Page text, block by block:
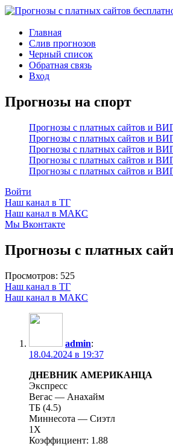
Перейти
содержимому
Прогнозы с платных сайтов бесплатно
Слив прогнозов с платных VIP каналов
Главная
Слив прогнозов
Черный список
Обратная связь
Вход
Прогнозы на спорт
Прогнозы с платных сайтов и
Прогнозы с платных сайтов и
Прогнозы с платных сайтов и
Прогнозы с платных сайтов и
Прогнозы с платных сайтов и
Войти
Наш канал в ТГ
Наш канал в МАКС
Мы Вконтакте
Прогнозы с платных
Просмотров: 525
Наш канал в ТГ
Наш канал в МАКС
admin:
18.04.2024 в 19:37
ДНЕВНИК АМЕРИКАНЦА
Экспресс
Вегас — Анахайм
ТБ (4.5)
Миннесота — Сиэтл
1Х
Коэффициент: 1.88